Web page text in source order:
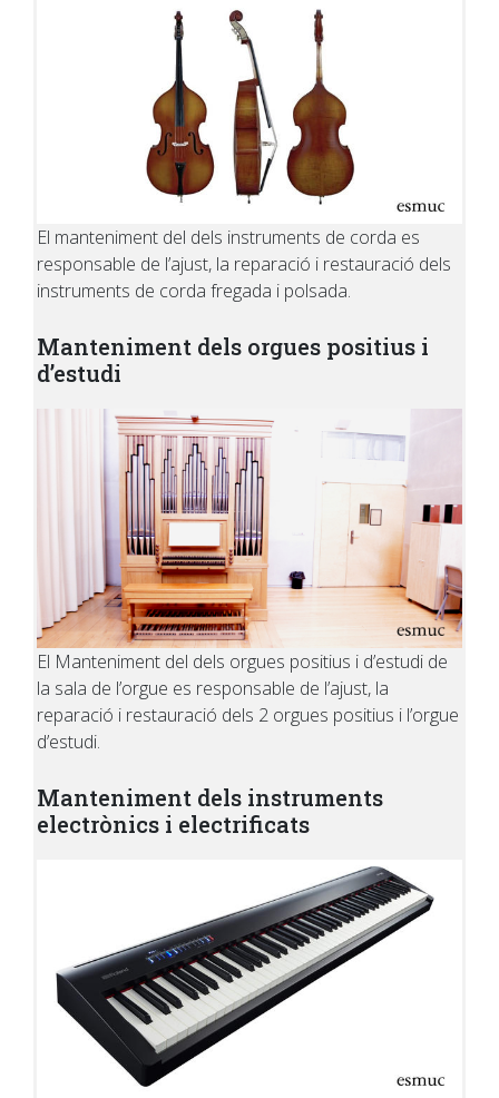
El manteniment del dels instruments de corda es
responsable de l’ajust, la reparació i restauració dels
instruments de corda fregada i polsada.
Manteniment dels orgues positius i
d’estudi
El Manteniment del dels orgues positius i d’estudi de
la sala de l’orgue es responsable de l’ajust, la
reparació i restauració dels 2 orgues positius i l’orgue
d’estudi.
Manteniment dels instruments
electrònics i electrificats